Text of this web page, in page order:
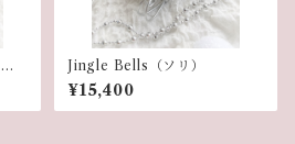
Jingle Bells（ソリ）
¥15,400